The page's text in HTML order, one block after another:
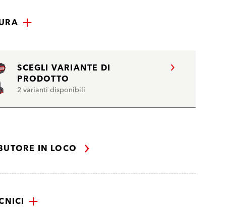
SCEGLI VARIANTE DI
PRODOTTO
2 varianti disponibili
IN LOCO